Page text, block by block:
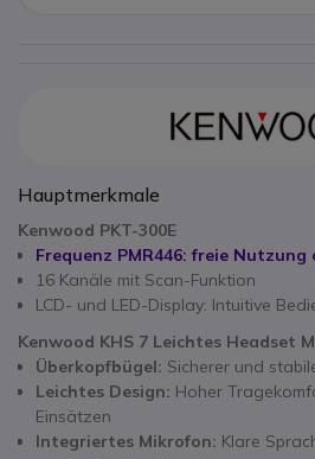
Hauptmerkmale
Kenwood PKT-300E
Frequenz PMR446: freie Nutzung
16 Kanäle mit Scan-Funktion
LCD- und LED-Display: Intuitive
Kenwood KHS 7 Leichtes Headset
Überkopfbügel: Sicherer und
Leichtes Design: Hoher
Einsätzen
Integriertes Mikrofon: Klare